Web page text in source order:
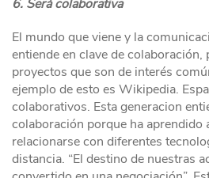
6. Será colaborativa
El mundo que viene y la
entiende en clave de colaboración,
proyectos que son de interés
ejemplo de esto es Wikipedia.
colaborativos. Esta generacion
colaboración porque ha aprendido
relacionarse con diferentes
distancia. “El destino de nuestras